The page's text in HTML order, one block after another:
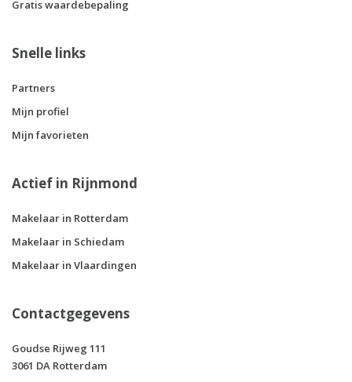
Gratis waardebepaling
Snelle links
Partners
Mijn profiel
Mijn favorieten
Actief in Rijnmond
Makelaar in Rotterdam
Makelaar in Schiedam
Makelaar in Vlaardingen
Contactgegevens
Goudse Rijweg 111
3061 DA Rotterdam